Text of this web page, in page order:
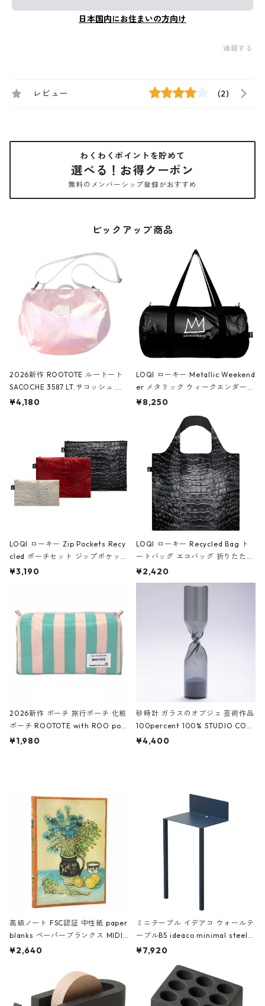
日本国内にお住まいの方向け
通報する
レビュー (2)
わくわくポイントを貯めて
選べる！お得クーポン
無料のメンバーシップ登録がおすすめ
ピックアップ商品
2026新作 ROOTOTE ルートート
SACOCHE 3587 LT.サコッシュ.ル
ミエ-B ショルダーバッグ グロスピ
¥4,180
LOQI ローキー Metallic Weekend
er メタリック ウィークエンダー
ボストンバッグ ショルダーバッグ
Black ジャン=ミッシェル・バスキ
ア/クラウン ブラック
¥8,250
LOQI ローキー Zip Pockets Recy
cled ポーチセット ジップポケット
ファスナーポーチ 撥水加工 トラベ
ーガンディー、オフホワイト
¥3,190
LOQI ローキー Recycled Bag ト
ートバッグ エコバッグ 折りたたみ
大きめ 撥水加工 収納ポーチ CRO
CODILE/Black クロコダイル/ブラ
¥2,420
2026新作 ポーチ 旅行ポーチ 化粧
ポーチ ROOTOTE with ROO pou
ch 3532 ルートート WR.ポーチ.ラ
¥1,980
砂時計 ガラスのオブジェ 芸術作品
100percent 100% STUDIO COH
AKU Timeless 100パーセント ス
¥4,400
高級ノート FSC認証 中性紙 paper
blanks ペーパーブランクス MIDI
ハードカバー 罫線 ヴァン・ゴッホ
¥2,640
ミニテーブル イデアコ ウォールテ
ーブルB5 ideaco minimal steel f
urniture WALL Table B5 ネイビー
¥7,920